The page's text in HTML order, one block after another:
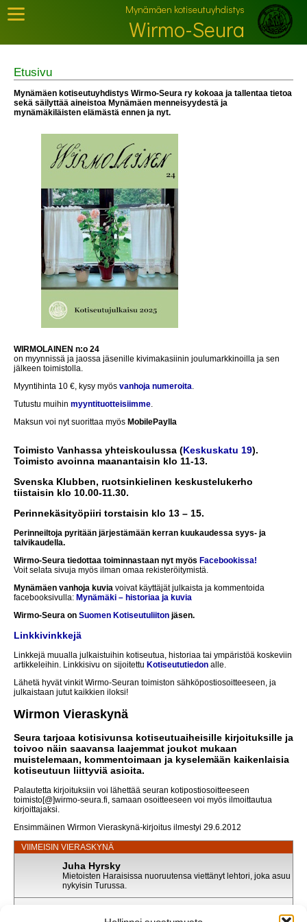
Mynämäen kotiseutuyhdistys
Wirmo-Seura
Etusivu
Mynämäen kotiseutuyhdistys Wirmo-Seura ry kokoaa ja tallentaa tietoa
sekä säilyttää aineistoa Mynämäen menneisyydestä ja
mynämäkiläisten elämästä ennen ja nyt.
WIRMOLAINEN n:o 24
on myynnissä ja jaossa jäsenille kivimakasiinin joulumarkkinoilla ja sen
jälkeen toimistolla.
Myyntihinta 10 €, kysy myös vanhoja numeroita.
Tutustu muihin myyntituotteisiimme.
Maksun voi nyt suorittaa myös MobilePaylla
Toimisto Vanhassa yhteiskoulussa (Keskuskatu 19).
Toimisto avoinna maanantaisin klo 11-13.
Svenska Klubben, ruotsinkielinen keskustelukerho
tiistaisin klo 10.00-11.30.
Perinnekäsityöpiiri torstaisin klo 13 – 15.
Perinneiltoja pyritään järjestämään kerran kuukaudessa syys- ja
talvikaudella.
Wirmo-Seura tiedottaa toiminnastaan nyt myös Facebookissa!
Voit selata sivuja myös ilman omaa rekisteröitymistä.
Mynämäen vanhoja kuvia voivat käyttäjät julkaista ja kommentoida
facebooksivulla: Mynämäki – historiaa ja kuvia
Wirmo-Seura on Suomen Kotiseutuliiton jäsen.
Linkkivinkkejä
Linkkejä muualla julkaistuihin kotiseutua, historiaa tai ympäristöä koskeviin
artikkeleihin. Linkkisivu on sijoitettu Kotiseututiedon alle.
Lähetä hyvät vinkit Wirmo-Seuran toimiston sähköpostiosoitteeseen, ja
julkaistaan jutut kaikkien iloksi!
Wirmon Vieraskynä
Seura tarjoaa kotisivunsa kotiseutuaiheisille kirjoituksille ja
toivoo näin saavansa laajemmat joukot mukaan
muistelemaan, kommentoimaan ja kyselemään kaikenlaisia
kotiseutuun liittyviä asioita.
Palautetta kirjoituksiin voi lähettää seuran kotipostiosoitteeseen
toimisto[@]wirmo-seura.fi, samaan osoitteeseen voi myös ilmoittautua
kirjoittajaksi.
Ensimmäinen Wirmon Vieraskynä-kirjoitus ilmestyi 29.6.2012
VIIMEISIN VIERASKYNÄ
Juha Hyrsky
Mietoisten Haraisissa nuoruutensa viettänyt lehtori, joka asuu
nykyisin Turussa.